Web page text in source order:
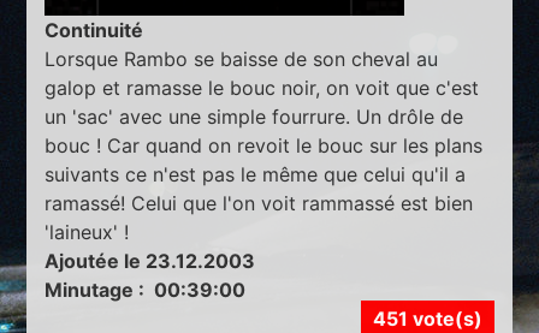
Continuité
Lorsque Rambo se baisse de son cheval au
galop et ramasse le bouc noir, on voit que c'est
un 'sac' avec une simple fourrure. Un drôle de
bouc ! Car quand on revoit le bouc sur les plans
suivants ce n'est pas le même que celui qu'il a
ramassé! Celui que l'on voit rammassé est bien
'laineux' !
Ajoutée le 23.12.2003
Minutage : 00:39:00
451 vote(s)